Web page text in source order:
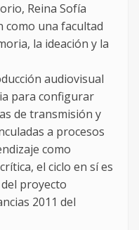
Reina Sofía
como una facultad
la ideación y la
audiovisual
para configurar
de transmisión y
a procesos
como
el ciclo en sí es
proyecto
2011 del